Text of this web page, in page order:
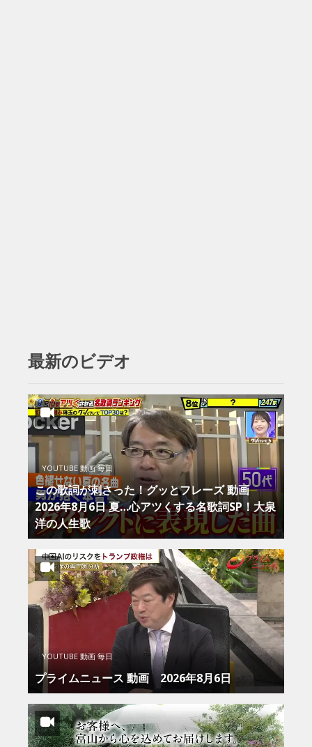
最新のビデオ
YOUTUBE 動画 毎日
この歌詞が刺さった！グッとフレーズ 動画
2026年8月6日 夏…心アツくする名歌詞SP！大泉
洋の人生歌
YOUTUBE 動画 毎日
プライムニュース 動画 2026年8月6日